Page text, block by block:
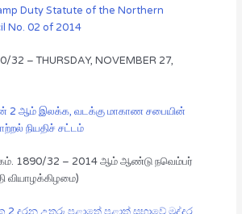
Duty Statute of the Northern
No. 02 of 2014
32 – THURSDAY, NOVEMBER 27,
2 ஆம் இலக்க, வடக்கு மாகாண சபையின்
நியதிச் சட்டம்
1890/32 – 2014 ஆம் ஆண்டு நவெம்பர்
வியாழக்கிழமை)